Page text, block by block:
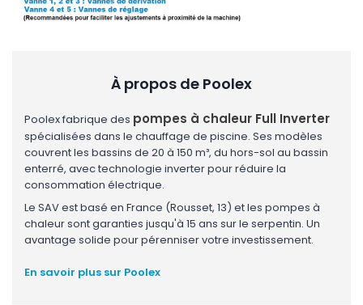
À propos de Poolex
Poolex fabrique des pompes à chaleur Full Inverter
spécialisées dans le chauffage de piscine. Ses modèles
couvrent les bassins de 20 à 150 m³, du hors-sol au bassin
enterré, avec technologie inverter pour réduire la
consommation électrique.
Le SAV est basé en France (Rousset, 13) et les pompes à
chaleur sont garanties jusqu'à 15 ans sur le serpentin. Un
avantage solide pour pérenniser votre investissement.
En savoir plus sur Poolex